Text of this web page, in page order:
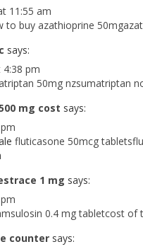
11:55 am
to buy azathioprine
says:
pm
50mg nzsumatriptan
mg cost says:
fluticasone 50mcg
1 mg says:
0.4 mg tabletcost of
counter says: